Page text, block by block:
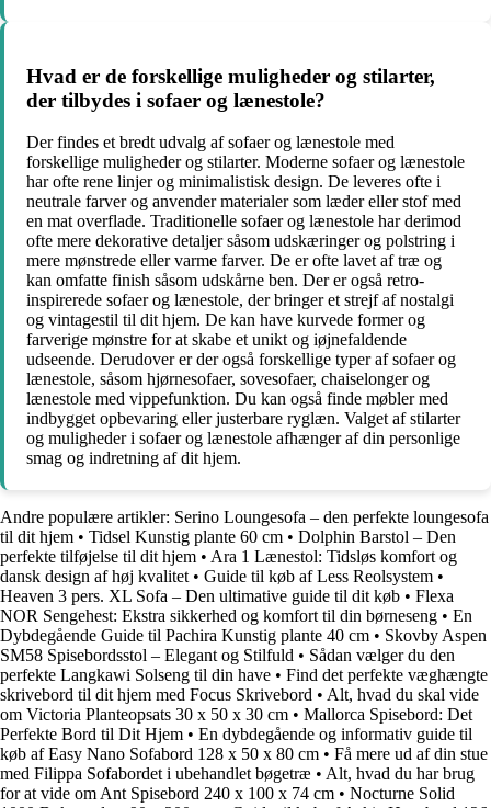
Hvad er de forskellige muligheder og stilarter,
der tilbydes i sofaer og lænestole?
Der findes et bredt udvalg af sofaer og lænestole med
forskellige muligheder og stilarter. Moderne sofaer og lænestole
har ofte rene linjer og minimalistisk design. De leveres ofte i
neutrale farver og anvender materialer som læder eller stof med
en mat overflade. Traditionelle sofaer og lænestole har derimod
ofte mere dekorative detaljer såsom udskæringer og polstring i
mere mønstrede eller varme farver. De er ofte lavet af træ og
kan omfatte finish såsom udskårne ben. Der er også retro-
inspirerede sofaer og lænestole, der bringer et strejf af nostalgi
og vintagestil til dit hjem. De kan have kurvede former og
farverige mønstre for at skabe et unikt og iøjnefaldende
udseende. Derudover er der også forskellige typer af sofaer og
lænestole, såsom hjørnesofaer, sovesofaer, chaiselonger og
lænestole med vippefunktion. Du kan også finde møbler med
indbygget opbevaring eller justerbare ryglæn. Valget af stilarter
og muligheder i sofaer og lænestole afhænger af din personlige
smag og indretning af dit hjem.
Andre populære artikler: Serino Loungesofa – den perfekte loungesofa
til dit hjem • Tidsel Kunstig plante 60 cm • Dolphin Barstol – Den
perfekte tilføjelse til dit hjem • Ara 1 Lænestol: Tidsløs komfort og
dansk design af høj kvalitet • Guide til køb af Less Reolsystem •
Heaven 3 pers. XL Sofa – Den ultimative guide til dit køb • Flexa
NOR Sengehest: Ekstra sikkerhed og komfort til din børneseng • En
Dybdegående Guide til Pachira Kunstig plante 40 cm • Skovby Aspen
SM58 Spisebordsstol – Elegant og Stilfuld • Sådan vælger du den
perfekte Langkawi Solseng til din have • Find det perfekte væghængte
skrivebord til dit hjem med Focus Skrivebord • Alt, hvad du skal vide
om Victoria Planteopsats 30 x 50 x 30 cm • Mallorca Spisebord: Det
Perfekte Bord til Dit Hjem • En dybdegående og informativ guide til
køb af Easy Nano Sofabord 128 x 50 x 80 cm • Få mere ud af din stue
med Filippa Sofabordet i ubehandlet bøgetræ • Alt, hvad du har brug
for at vide om Ant Spisebord 240 x 100 x 74 cm • Nocturne Solid